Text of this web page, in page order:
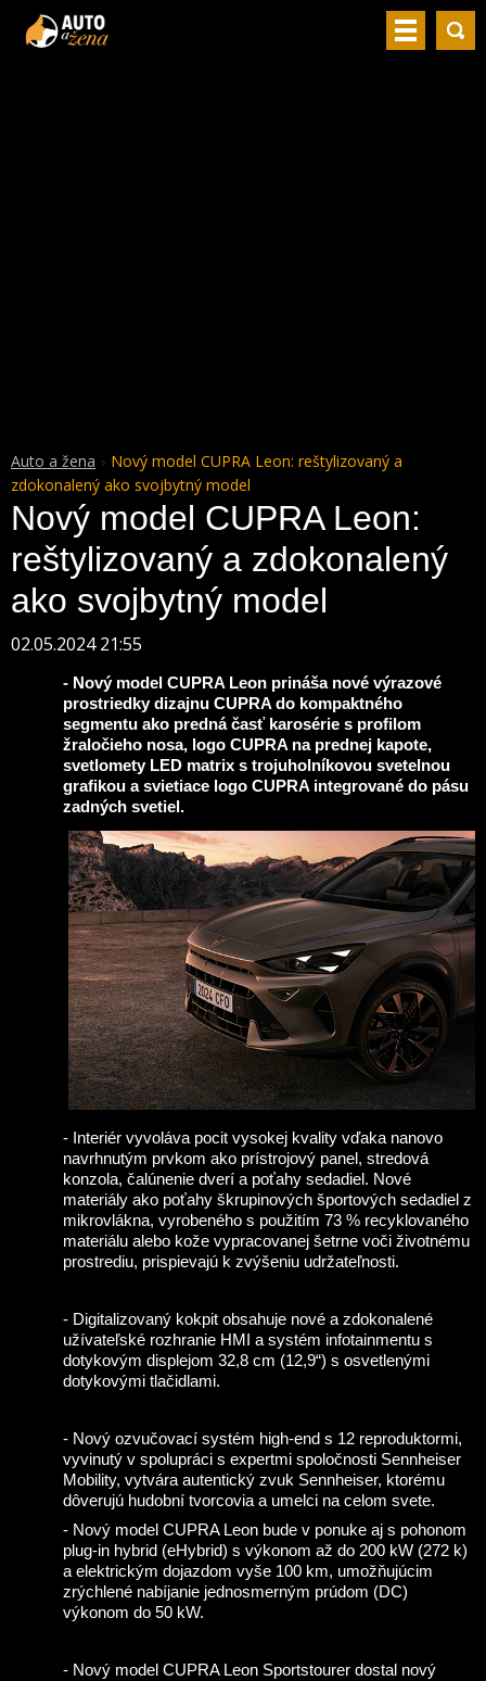
Auto a žena
Nový model CUPRA Leon: reštylizovaný a
zdokonalený ako svojbytný model
Nový model CUPRA Leon:
reštylizovaný a zdokonalený
ako svojbytný model
02.05.2024 21:55
- Nový model CUPRA Leon prináša nové výrazové
prostriedky dizajnu CUPRA do kompaktného
segmentu ako predná časť karosérie s profilom
žraločieho nosa, logo CUPRA na prednej kapote,
svetlomety LED matrix s trojuholníkovou svetelnou
grafikou a svietiace logo CUPRA integrované do pásu
zadných svetiel.
- Interiér vyvoláva pocit vysokej kvality vďaka nanovo
navrhnutým prvkom ako prístrojový panel, stredová
konzola, čalúnenie dverí a poťahy sedadiel. Nové
materiály ako poťahy škrupinových športových sedadiel z
mikrovlákna, vyrobeného s použitím 73 % recyklovaného
materiálu alebo kože vypracovanej šetrne voči životnému
prostrediu, prispievajú k zvýšeniu udržateľnosti.
- Digitalizovaný kokpit obsahuje nové a zdokonalené
užívateľské rozhranie HMI a systém infotainmentu s
dotykovým displejom 32,8 cm (12,9“) s osvetlenými
dotykovými tlačidlami.
- Nový ozvučovací systém high-end s 12 reproduktormi,
vyvinutý v spolupráci s expertmi spoločnosti Sennheiser
Mobility, vytvára autentický zvuk Sennheiser, ktorému
dôverujú hudobní tvorcovia a umelci na celom svete.
- Nový model CUPRA Leon bude v ponuke aj s pohonom
plug-in hybrid (eHybrid) s výkonom až do 200 kW (272 k)
a elektrickým dojazdom vyše 100 km, umožňujúcim
zrýchlené nabíjanie jednosmerným prúdom (DC)
výkonom do 50 kW.
- Nový model CUPRA Leon Sportstourer dostal nový